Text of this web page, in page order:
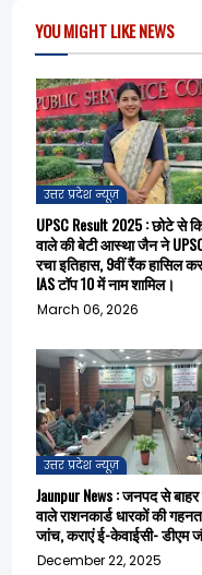
YOU MIGHT LIKE NEWS
उत्तर प्रदेश न्यूज़
UPSC Result 2025 : छोटे से
वाले की बेटी आस्था जैन ने
रचा इतिहास, 9वीं रैंक हासिल
IAS टॉप 10 में नाम शामिल।
March 06, 2026
उत्तर प्रदेश न्यूज़
Jaunpur News : जनपद से
वाले राशनकार्ड धारकों की
जांच, कराएं ई-केवाईसी- डीएम
December 22, 2025